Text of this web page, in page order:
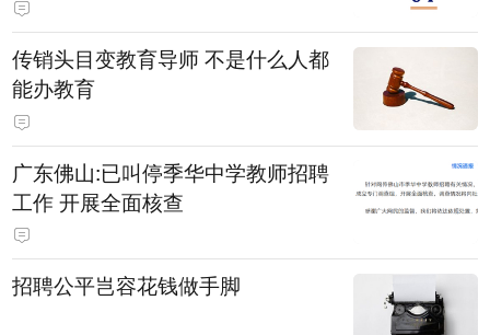
传销头目变教育导师 不是什么人都
能办教育
广东佛山:已叫停季华中学教师招聘
工作 开展全面核查
招聘公平岂容花钱做手脚